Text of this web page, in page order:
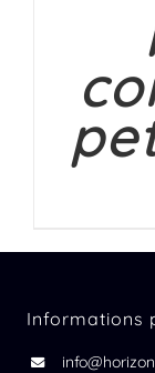
Informations